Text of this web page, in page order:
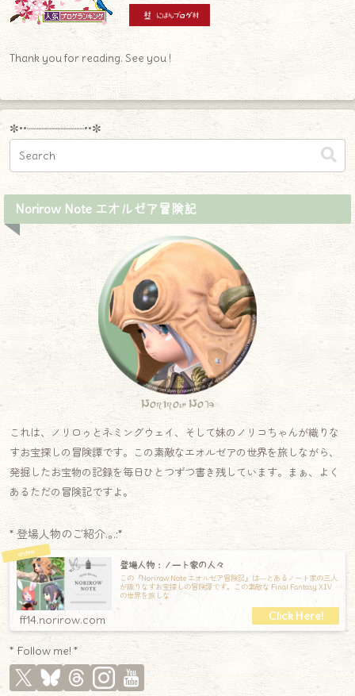
Thank you for reading. See you !
✼••┈┈┈┈┈┈┈┈┈••✼
Norirow Note エオルゼア冒険記
Norirow Note
これは、ノリロゥとネミングウェイ、そして妹のノリコちゃんが織りな
すお宝探しの冒険譚です。この素敵なエオルゼアの世界を旅しながら、
発掘したお宝物の記録を毎日ひとつずつ書き残しています。まぁ、よく
あるただの冒険記ですよ。
* 登場人物のご紹介.｡.:*
登場人物：ノート家の人々
この『Norirow Note エオルゼア冒険記』は―とあるノート家の三人
が織りなすお宝探しの冒険譚です。この素敵な Final Fantasy XIV
の世界を旅しな
ff14.norirow.com
* Follow me! *